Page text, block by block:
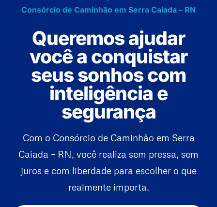
Consórcio de Caminhão em Serra Caiada – RN
Queremos ajudar
você a conquistar
seus sonhos com
inteligência e
segurança
Com o Consórcio de Caminhão em Serra
Caiada – RN, você realiza sem pressa, sem
juros e com liberdade para escolher o que
realmente importa.